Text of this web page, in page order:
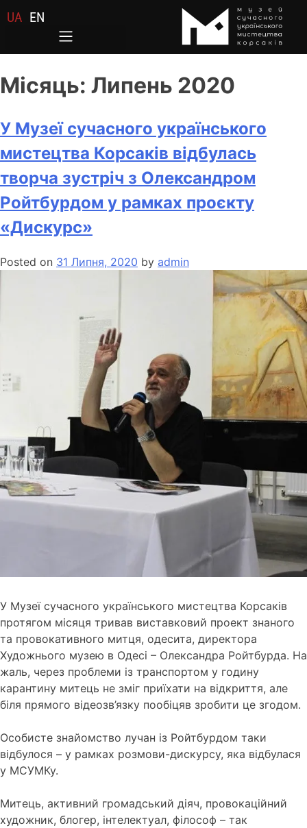
UA EN
Місяць: Липень 2020
У Музеї сучасного українського
мистецтва Корсаків відбулась
творча зустріч з Олександром
Ройтбурдом у рамках проєкту
«Дискурс»
Posted on 31 Липня, 2020 by admin
У Музеї сучасного українського мистецтва Корсаків
протягом місяця тривав виставковий проект знаного
та провокативного митця, одесита, директора
Художнього музею в Одесі – Олександра Ройтбурда. На
жаль, через проблеми із транспортом у годину
карантину митець не зміг приїхати на відкриття, але
біля прямого відеозв’язку пообіцяв зробити це згодом.
Особисте знайомство лучан із Ройтбурдом таки
відбулося – у рамках розмови-дискурсу, яка відбулася
у МСУМКу.
Митець, активний громадський діяч, провокаційний
художник, блогер, інтелектуал, філософ – так